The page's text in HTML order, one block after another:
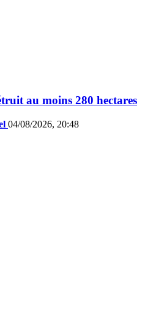
au moins 280 hectares
04/08/2026, 20:48